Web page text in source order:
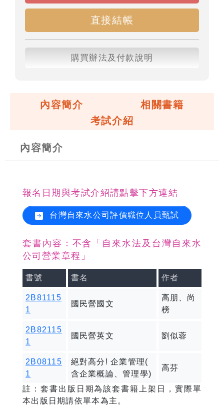
直接結帳
購買辦法及付款說明
內容簡介
相關書籍
考試介紹
內容簡介
報名日期與考試介紹請點擊下方連結
台灣自來水公司評價職位人員甄試
套書內容：不含「自來水法及台灣自來水
公司營業章程」
書號 書名 作者
2B81115
1
國民營國文
高朋、尚
榜
2B82115
1
國民營英文 劉似蓉
2B08115
1
絕對高分! 企業管理(
含企業概論、管理學)
高芬
註：套書出版日期為該套書籍上架日，實際單
本出版日期請依單本為主。